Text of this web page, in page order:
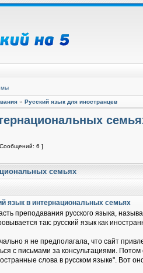
» Русский язык для иностранцев
6 ]
семьях
язык в интернациональных семьях
преподавания русского языка,
так: русский язык как
я не предполагала, что сайт
с письмами за консультациями.
слова в русском языке". Вот